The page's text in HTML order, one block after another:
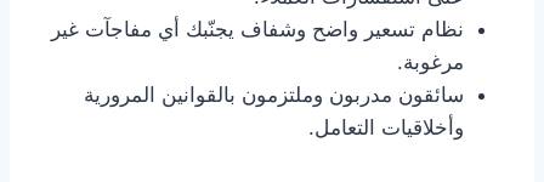
نظام تسعير واضح وشفاف يجنّبك أي مفاجآت غير
مرغوبة.
سائقون مدربون وملتزمون بالقوانين المرورية
وأخلاقيات التعامل.